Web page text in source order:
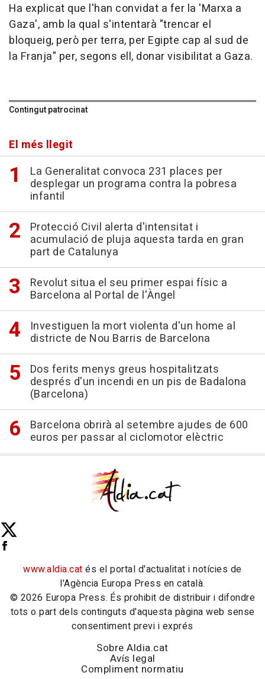
Ha explicat que l'han convidat a fer la 'Marxa a
Gaza', amb la qual s'intentarà "trencar el
bloqueig, però per terra, per Egipte cap al sud de
la Franja" per, segons ell, donar visibilitat a Gaza.
Contingut patrocinat
El més llegit
La Generalitat convoca 231 places per
desplegar un programa contra la pobresa
infantil
Protecció Civil alerta d'intensitat i
acumulació de pluja aquesta tarda en gran
part de Catalunya
Revolut situa el seu primer espai físic a
Barcelona al Portal de l'Àngel
Investiguen la mort violenta d'un home al
districte de Nou Barris de Barcelona
Dos ferits menys greus hospitalitzats
després d'un incendi en un pis de Badalona
(Barcelona)
Barcelona obrirà al setembre ajudes de 600
euros per passar al ciclomotor elèctric
www.aldia.cat és el portal d'actualitat i notícies de
l'Agència Europa Press en català.
© 2026 Europa Press. És prohibit de distribuir i difondre
tots o part dels continguts d'aquesta pàgina web sense
consentiment previ i exprés
Sobre Aldia.cat
Avís legal
Compliment normatiu